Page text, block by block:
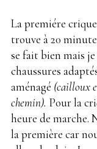
La premiére
trouve à 20
se fait bien mais
chaussures
aménagé (cailloux
chemin). Pour la
heure de marche.
la première car